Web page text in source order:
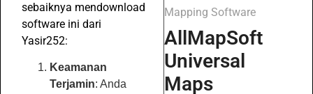
sebaiknya mendownload
software ini dari
Yasir252:
Keamanan
Terjamin: Anda
Mapping Software
AllMapSoft
Universal
Maps